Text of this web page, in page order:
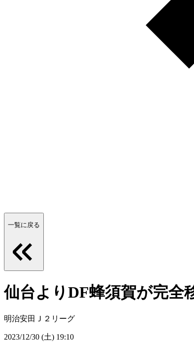
一覧に戻る
仙台よりDF蜂須賀が完全
明治安田Ｊ２リーグ
2023/12/30 (土) 19:10